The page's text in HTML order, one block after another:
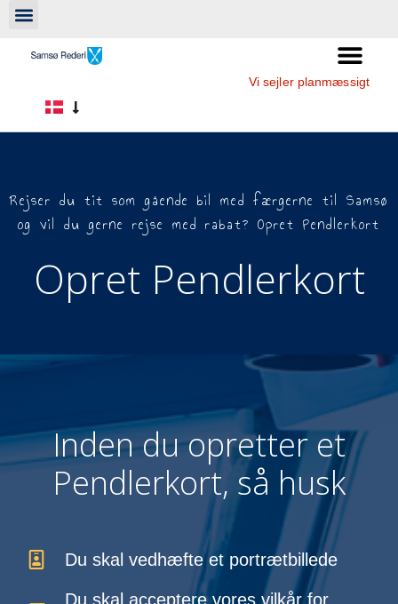
Vi sejler planmæssigt
Rejser du tit som gående bil med færgerne til Samsø
og vil du gerne rejse med rabat? Opret Pendlerkort
Opret Pendlerkort
Inden du opretter et
Pendlerkort, så husk
Du skal vedhæfte et portrætbillede
Du skal acceptere vores vilkår for